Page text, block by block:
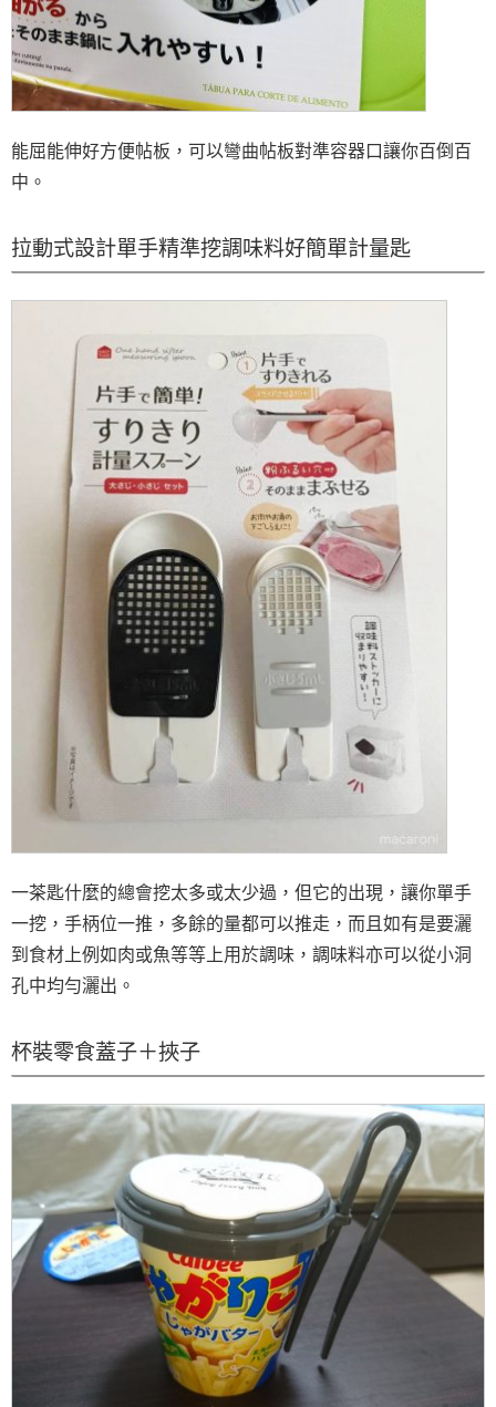
能屈能伸好方便帖板，可以彎曲帖板對準容器口讓你百倒百
中。
拉動式設計單手精準挖調味料好簡單計量匙
一茶匙什麼的總會挖太多或太少過，但它的出現，讓你單手
一挖，手柄位一推，多餘的量都可以推走，而且如有是要灑
到食材上例如肉或魚等等上用於調味，調味料亦可以從小洞
孔中均勻灑出。
杯裝零食蓋子＋挾子